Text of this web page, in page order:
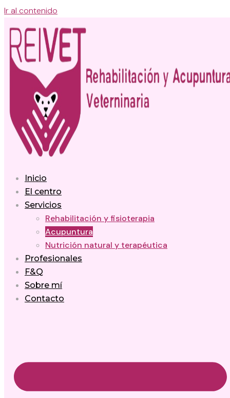
Ir al contenido
Inicio
El centro
Servicios
Rehabilitación y fisioterapia
Acupuntura
Nutrición natural y terapéutica
Profesionales
F&Q
Sobre mí
Contacto